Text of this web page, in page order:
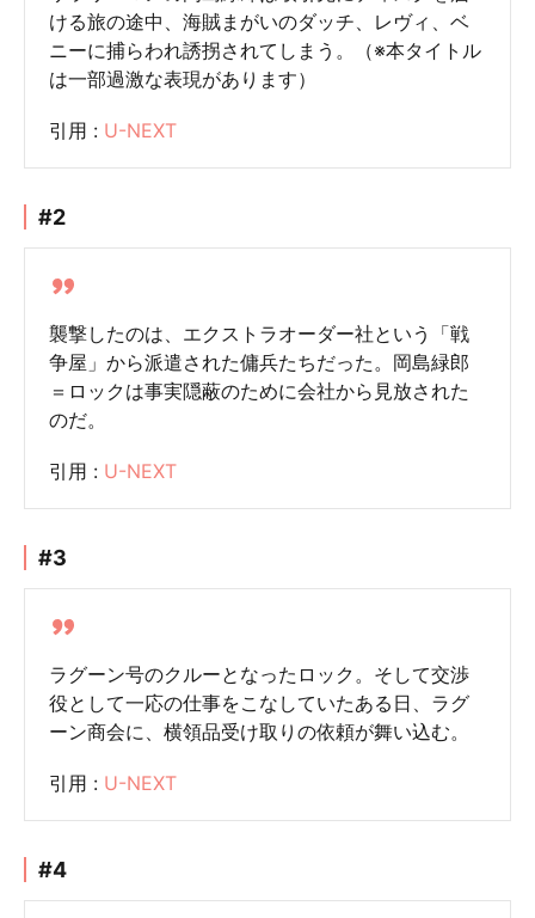
ける旅の途中、海賊まがいのダッチ、レヴィ、ベ
ニーに捕らわれ誘拐されてしまう。（※本タイトル
は一部過激な表現があります）
引用 : U-NEXT
#2
襲撃したのは、エクストラオーダー社という「戦
争屋」から派遣された傭兵たちだった。岡島緑郎
＝ロックは事実隠蔽のために会社から見放された
のだ。
引用 : U-NEXT
#3
ラグーン号のクルーとなったロック。そして交渉
役として一応の仕事をこなしていたある日、ラグ
ーン商会に、横領品受け取りの依頼が舞い込む。
引用 : U-NEXT
#4